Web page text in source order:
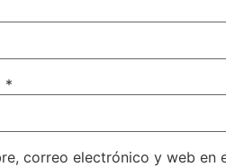
*
correo electrónico y web